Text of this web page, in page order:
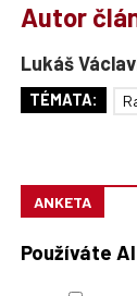
Autor
Lukáš
TÉMATA:
ANKETA
Používáte